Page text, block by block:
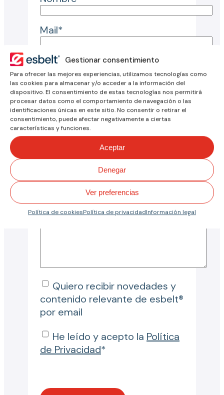
Gestionar consentimiento
Para ofrecer las mejores experiencias, utilizamos tecnologías como
las cookies para almacenar y/o acceder a la información del
dispositivo. El consentimiento de estas tecnologías nos permitirá
procesar datos como el comportamiento de navegación o las
identificaciones únicas en este sitio. No consentir o retirar el
consentimiento, puede afectar negativamente a ciertas
características y funciones.
Aceptar
Denegar
Ver preferencias
Política de cookiesPolítica de privacidadInformación legal
Mail*
Motivo de consulta*
País*
Ciudad*
Consulta*
Quiero recibir novedades y
contenido relevante de esbelt®
por email
He leído y acepto la Política
de Privacidad*